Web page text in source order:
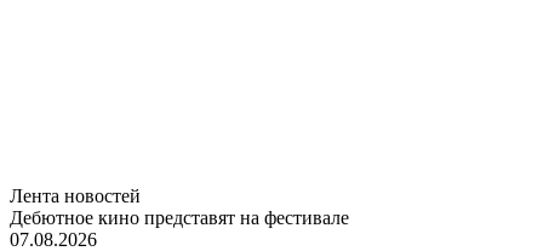
Лента новостей
Дебютное кино представят на фестивале
07.08.2026